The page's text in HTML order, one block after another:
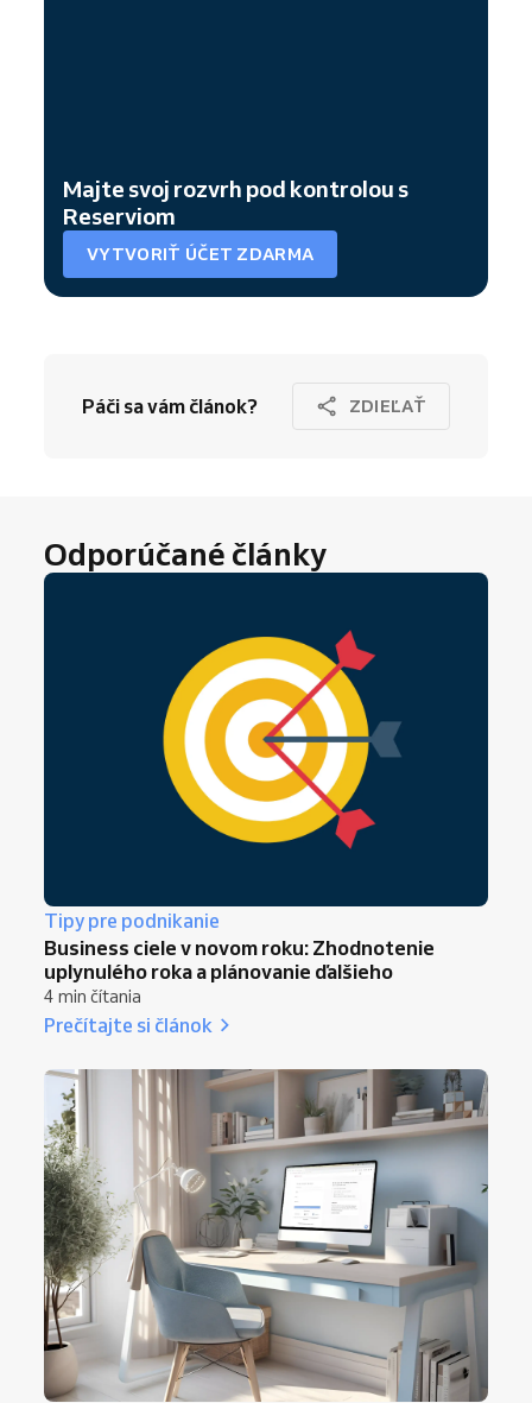
Majte svoj rozvrh pod kontrolou s
Reserviom
VYTVORIŤ ÚČET ZDARMA
Páči sa vám článok? ZDIEĽAŤ
Odporúčané články
Tipy pre podnikanie
Business ciele v novom roku: Zhodnotenie
uplynulého roka a plánovanie ďalšieho
4 min čítania
Prečítajte si článok